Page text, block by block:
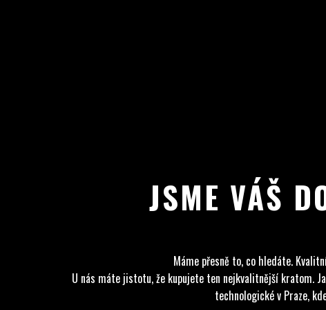
JSME VÁŠ
Máme přesně to, co hledáte.
U nás máte jistotu, že kupujete ten nejkvalitnější kratom.
technologické v Praze,